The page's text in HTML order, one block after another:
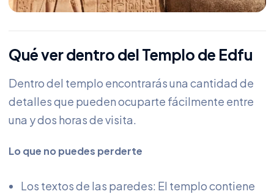
Qué ver dentro del Templo de Edfu
Dentro del templo encontrarás una cantidad de
detalles que pueden ocuparte fácilmente entre
una y dos horas de visita.
Lo que no puedes perderte
Los textos de las paredes: El templo contiene